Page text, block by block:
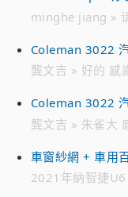
minghe jiang »
ID : jmh******
Coleman 3022
龔文吉 » 好的 感
時候 貴不少 感恩
Coleman 3022
龔文吉 » 朱雀大
日亞 有看到226-
車窗紗網 + 車用
2021年納智捷